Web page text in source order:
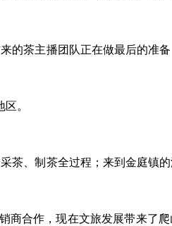
的茶主播团队正在做最后的准
。
茶、制茶全过程；来到金庭镇
商合作，现在文旅发展带来了